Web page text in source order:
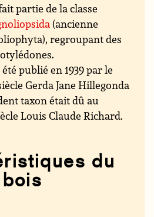
partie de la classe
(ancienne
regroupant des
été publié en 1939 par le
Gerda Jane Hillegonda
taxon était dû au
Louis Claude Richard.
du
bois